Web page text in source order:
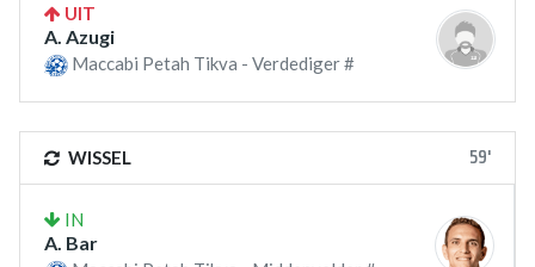
UIT
A. Azugi
Maccabi Petah Tikva - Verdediger #
WISSEL 59'
IN
A. Bar